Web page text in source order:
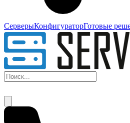
СерверыКонфигураторГотовые